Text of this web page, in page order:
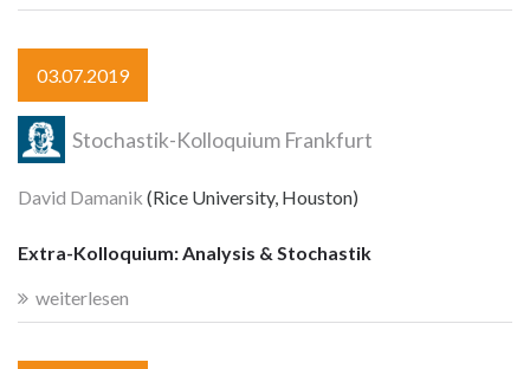
03.07.2019
Stochastik-Kolloquium Frankfurt
David Damanik (Rice University, Houston)
Extra-Kolloquium: Analysis & Stochastik
weiterlesen